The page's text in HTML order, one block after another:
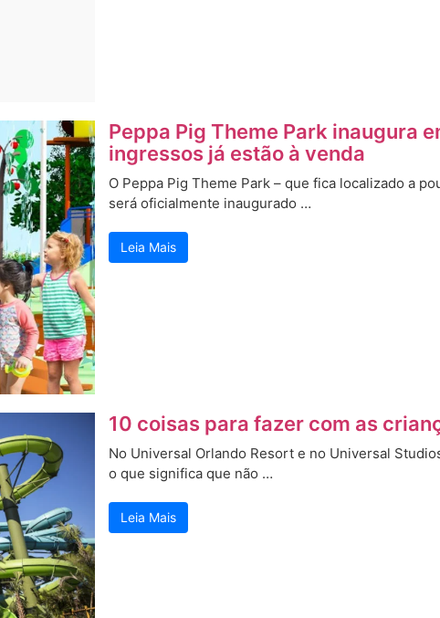
Peppa Pig Theme Park inaugura
ingressos já estão à venda
O Peppa Pig Theme Park – que fica localizado a
será oficialmente inaugurado …
Leia Mais
10 coisas para fazer com as
No Universal Orlando Resort e no Universal
o que significa que não …
Leia Mais